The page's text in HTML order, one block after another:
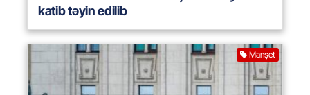
katib təyin edilib
Manşet